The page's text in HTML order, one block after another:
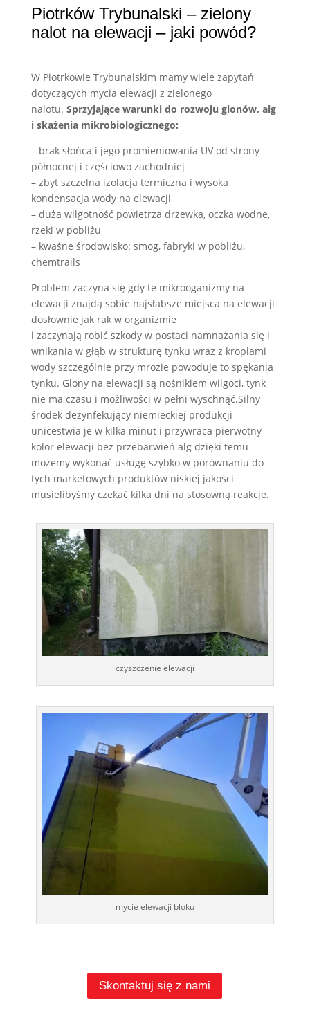
Piotrków Trybunalski – zielony
nalot na elewacji – jaki powód?
W Piotrkowie Trybunalskim mamy wiele zapytań
dotyczących mycia elewacji z zielonego
nalotu. Sprzyjające warunki do rozwoju glonów, alg
i skażenia mikrobiologicznego:
– brak słońca i jego promieniowania UV od strony
północnej i częściowo zachodniej
– zbyt szczelna izolacja termiczna i wysoka
kondensacja wody na elewacji
– duża wilgotność powietrza drzewka, oczka wodne,
rzeki w pobliżu
– kwaśne środowisko: smog, fabryki w pobliżu,
chemtrails
Problem zaczyna się gdy te mikrooganizmy na
elewacji znajdą sobie najsłabsze miejsca na elewacji
dosłownie jak rak w organizmie
i zaczynają robić szkody w postaci namnażania się i
wnikania w głąb w strukturę tynku wraz z kroplami
wody szczególnie przy mrozie powoduje to spękania
tynku. Glony na elewacji są nośnikiem wilgoci, tynk
nie ma czasu i możliwości w pełni wyschnąć.Silny
środek dezynfekujący niemieckiej produkcji
unicestwia je w kilka minut i przywraca pierwotny
kolor elewacji bez przebarwień alg dzięki temu
możemy wykonać usługę szybko w porównaniu do
tych marketowych produktów niskiej jakości
musielibyśmy czekać kilka dni na stosowną reakcje.
czyszczenie elewacji
mycie elewacji bloku
Skontaktuj się z nami